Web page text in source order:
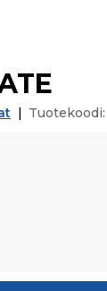
| Tuotekoodi: